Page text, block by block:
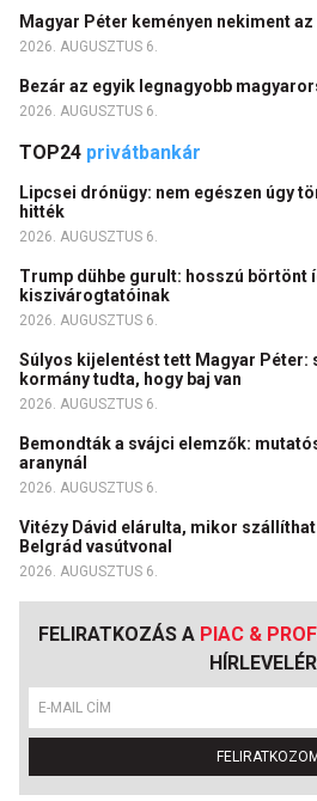
Magyar Péter keményen nekiment
2026. AUGUSZTUS 6.
Bezár az egyik legnagyobb
2026. AUGUSZTUS 6.
TOP24 privátbankár
Lipcsei drónügy: nem egészen úgy
hitték
2026. AUGUSZTUS 6.
Trump dühbe gurult: hosszú börtönt
kiszivárogtatóinak
2026. AUGUSZTUS 6.
Súlyos kijelentést tett Magyar Péter:
kormány tudta, hogy baj van
2026. AUGUSZTUS 6.
Bemondták a svájci elemzők:
aranynál
2026. AUGUSZTUS 6.
Vitézy Dávid elárulta, mikor
Belgrád vasútvonal
2026. AUGUSZTUS 6.
FELIRATKOZÁS A PIAC &
FELIRATKOZOM